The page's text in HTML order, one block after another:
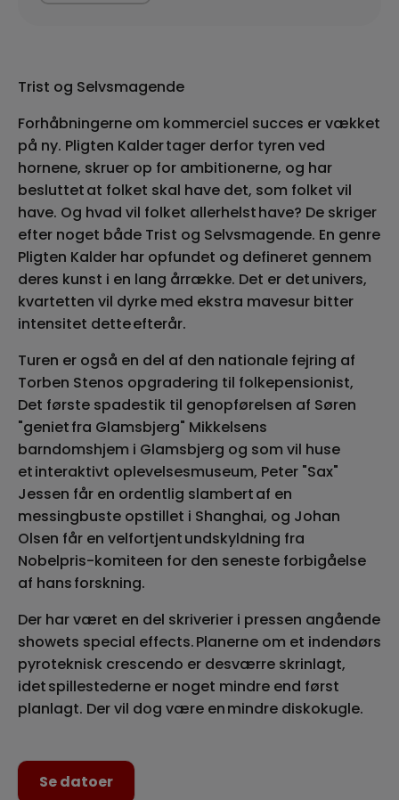
Trist og Selvsmagende
Forhåbningerne om kommerciel succes er vækket
på ny. Pligten Kalder tager derfor tyren ved
hornene, skruer op for ambitionerne, og har
besluttet at folket skal have det, som folket vil
have. Og hvad vil folket allerhelst have? De skriger
efter noget både Trist og Selvsmagende. En genre
Pligten Kalder har opfundet og defineret gennem
deres kunst i en lang årrække. Det er det univers,
kvartetten vil dyrke med ekstra mavesur bitter
intensitet dette efterår.
Turen er også en del af den nationale fejring af
Torben Stenos opgradering til folkepensionist,
Det første spadestik til genopførelsen af Søren
"geniet fra Glamsbjerg" Mikkelsens
barndomshjem i Glamsbjerg og som vil huse
et interaktivt oplevelsesmuseum, Peter "Sax"
Jessen får en ordentlig slambert af en
messingbuste opstillet i Shanghai, og Johan
Olsen får en velfortjent undskyldning fra
Nobelpris-komiteen for den seneste forbigåelse
af hans forskning.
Der har været en del skriverier i pressen angående
showets special effects. Planerne om et indendørs
pyroteknisk crescendo er desværre skrinlagt,
idet spillestederne er noget mindre end først
planlagt. Der vil dog være en mindre diskokugle.
Se datoer